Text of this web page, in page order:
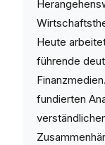
Heute
führende
fundierten